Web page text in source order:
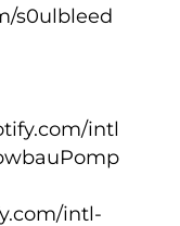
s0ulbleed
intl
intl-